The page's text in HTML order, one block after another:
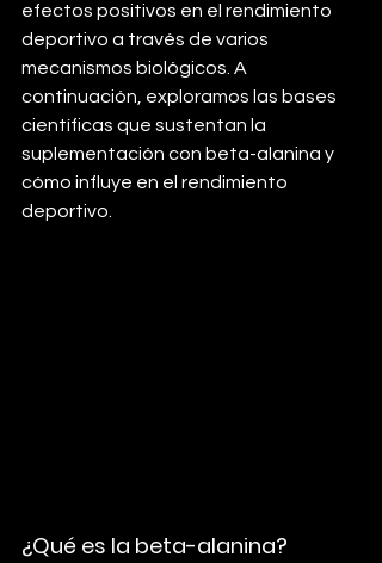
efectos positivos en el rendimiento
deportivo a través de varios
mecanismos biológicos. A
continuación, exploramos las bases
científicas que sustentan la
suplementación con beta-alanina y
cómo influye en el rendimiento
deportivo.
¿Qué es la beta-alanina?